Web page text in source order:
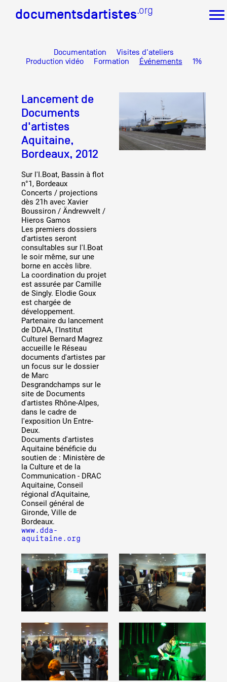
documentsdartistes.org
documentsdartistes.org
Documents d'artistes PACA
Partenaires
Crédits
Actions
Documentation
Visites d'ateliers
Formation
Événements
1% œuvres dans l'espace public
Réseau documents d'artistes
Artistes
De A à Z
Année par année
Collection vidéos
Candidater
Contact
Documentation
Visites d'ateliers
Production vidéo
Formation Événements 1%
Lancement de
Documents
d'artistes
Aquitaine,
Bordeaux, 2012
Sur l'I.Boat, Bassin à flot
n°1, Bordeaux
Concerts / projections
dès 21h avec Xavier
Boussiron / Ändrewvelt /
Hieros Gamos
Les premiers dossiers
d'artistes seront
consultables sur l'I.Boat
le soir même, sur une
borne en accès libre.
La coordination du projet
est assurée par Camille
de Singly. Elodie Goux
est chargée de
développement.
Partenaire du lancement
de DDAA, l'Institut
Culturel Bernard Magrez
accueille le Réseau
documents d'artistes par
un focus sur le dossier
de Marc
Desgrandchamps sur le
site de Documents
d'artistes Rhône-Alpes,
dans le cadre de
l'exposition Un Entre-
Deux.
Documents d'artistes
Aquitaine bénéficie du
soutien de : Ministère de
la Culture et de la
Communication - DRAC
Aquitaine, Conseil
régional d'Aquitaine,
Conseil général de
Gironde, Ville de
Bordeaux.
www.dda-
aquitaine.org